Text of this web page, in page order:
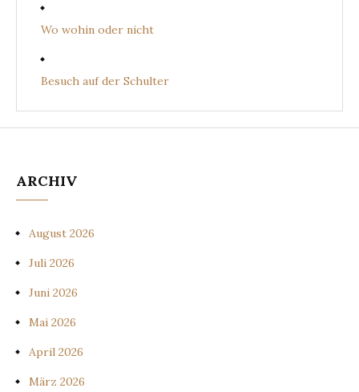
Wo wohin oder nicht
Besuch auf der Schulter
ARCHIV
August 2026
Juli 2026
Juni 2026
Mai 2026
April 2026
März 2026